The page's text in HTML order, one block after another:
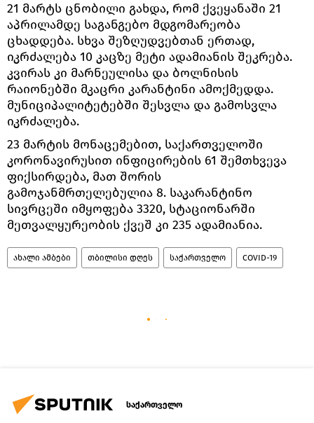
21 მარტს ცნობილი გახდა, რომ ქვეყანაში 21
აპრილამდე საგანგებო მდგომარეობა
ცხადდება. სხვა შეზღუდვებთან ერთად,
იკრძალება 10 კაცზე მეტი ადამიანის შეკრება.
კვირას კი მარნეულისა და ბოლნისის
რაიონებში მკაცრი კარანტინი ამოქმედდა.
მუნიციპალიტეტებში შესვლა და გამოსვლა
იკრძალება.
23 მარტის მონაცემებით, საქართველოში
კორონავირუსით ინფიცირების 61 შემთხვევა
ფიქსირდება, მათ შორის
გამოჯანმრთელებულია 8. საკარანტინო
სივრცეში იმყოფება 3320, სტაციონარში
მეთვალყურეობის ქვეშ კი 235 ადამიანია.
ახალი ამბები თბილისი დღეს საქართველო COVID-19
საქართველო